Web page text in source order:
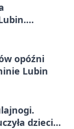
opóźni
Lubin
dzieci